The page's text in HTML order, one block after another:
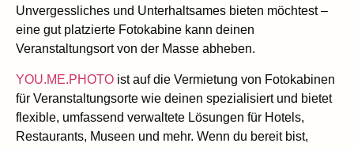
Unvergessliches und Unterhaltsames bieten möchtest –
eine gut platzierte Fotokabine kann deinen
Veranstaltungsort von der Masse abheben.
YOU.ME.PHOTO ist auf die Vermietung von Fotokabinen
für Veranstaltungsorte wie deinen spezialisiert und bietet
flexible, umfassend verwaltete Lösungen für Hotels,
Restaurants, Museen und mehr. Wenn du bereit bist,